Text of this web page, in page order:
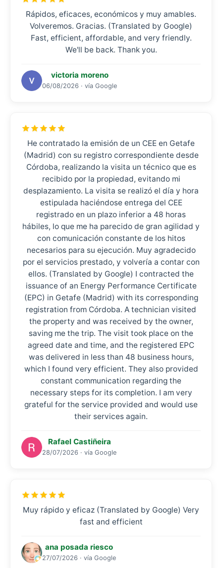
Rápidos, eficaces, económicos y muy amables.
Volveremos. Gracias. (Translated by Google)
Fast, efficient, affordable, and very friendly.
We'll be back. Thank you.
victoria moreno
06/08/2026 · vía Google
He contratado la emisión de un CEE en Getafe
(Madrid) con su registro correspondiente desde
Córdoba, realizando la visita un técnico que es
recibido por la propiedad, evitando mi
desplazamiento. La visita se realizó el día y hora
estipulada haciéndose entrega del CEE
registrado en un plazo inferior a 48 horas
hábiles, lo que me ha parecido de gran agilidad y
con comunicación constante de los hitos
necesarios para su ejecución. Muy agradecido
por el servicios prestado, y volvería a contar con
ellos. (Translated by Google) I contracted the
issuance of an Energy Performance Certificate
(EPC) in Getafe (Madrid) with its corresponding
registration from Córdoba. A technician visited
the property and was received by the owner,
saving me the trip. The visit took place on the
agreed date and time, and the registered EPC
was delivered in less than 48 business hours,
which I found very efficient. They also provided
constant communication regarding the
necessary steps for its completion. I am very
grateful for the service provided and would use
their services again.
Rafael Castiñeira
28/07/2026 · vía Google
Muy rápido y eficaz (Translated by Google) Very
fast and efficient
ana posada riesco
27/07/2026 · vía Google